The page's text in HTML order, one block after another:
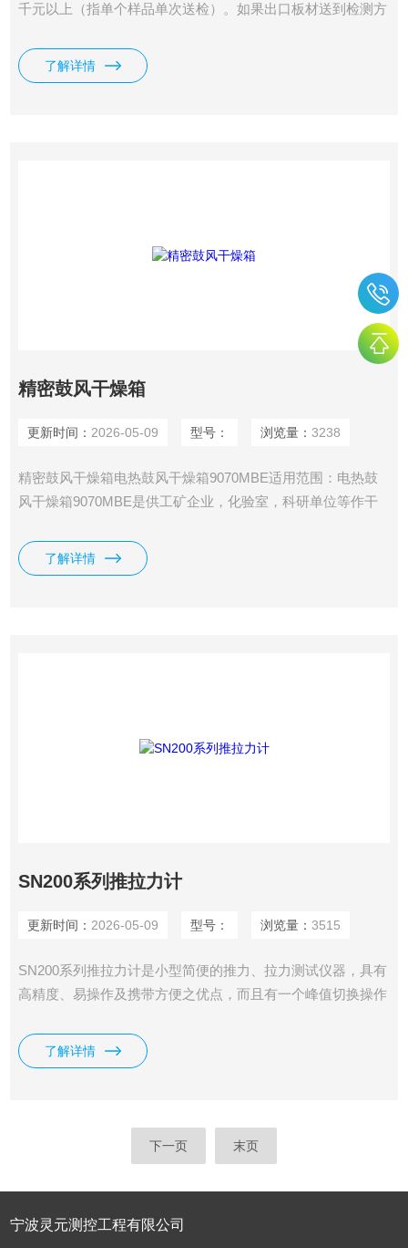
千元以上（指单个样品单次送检）。如果出口板材送到检测方
了解详情
精密鼓风干燥箱
更新时间： 2026-05-09 型号： 浏览量： 3238
精密鼓风干燥箱电热鼓风干燥箱9070MBE适用范围：电热鼓
风干燥箱9070MBE是供工矿企业，化验室，科研单位等作干
了解详情
SN200系列推拉力计
更新时间： 2026-05-09 型号： 浏览量： 3515
SN200系列推拉力计是小型简便的推力、拉力测试仪器，具有
高精度、易操作及携带方便之优点，而且有一个峰值切换操作
了解详情
下一页 末页
宁波灵元测控工程有限公司